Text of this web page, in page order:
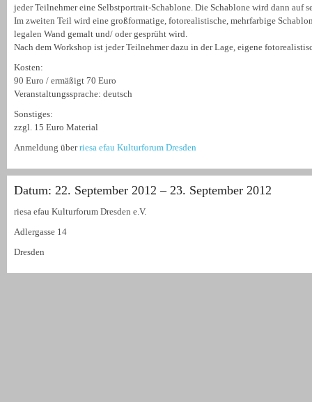
jeder Teilnehmer eine Selbstportrait-Schablone. Die Schablone wird dann auf
Im zweiten Teil wird eine großformatige, fotorealistische, mehrfarbige
legalen Wand gemalt und/ oder gesprüht wird.
Nach dem Workshop ist jeder Teilnehmer dazu in der Lage, eigene
Kosten:
90 Euro / ermäßigt 70 Euro
Veranstaltungssprache: deutsch
Sonstiges:
zzgl. 15 Euro Material
Anmeldung überriesa efau Kulturforum Dresden
Datum: 22. September 2012 – 23. September 2012
riesa efau Kulturforum Dresden e.V.
Adlergasse 14
Dresden